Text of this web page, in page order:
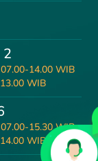
2
14.00 WIB
WIB
15.30 WIB
WIB